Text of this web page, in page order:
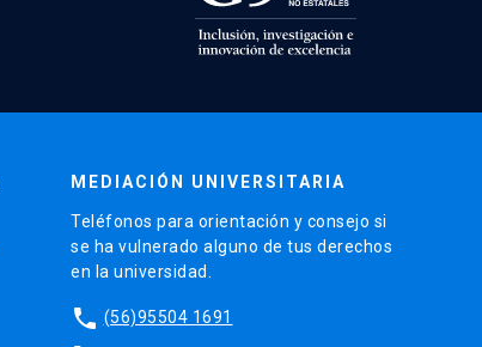
MEDIACIÓN UNIVERSITARIA
Teléfonos para orientación y consejo si
se ha vulnerado alguno de tus derechos
en la universidad.
phone (56)95504 1691